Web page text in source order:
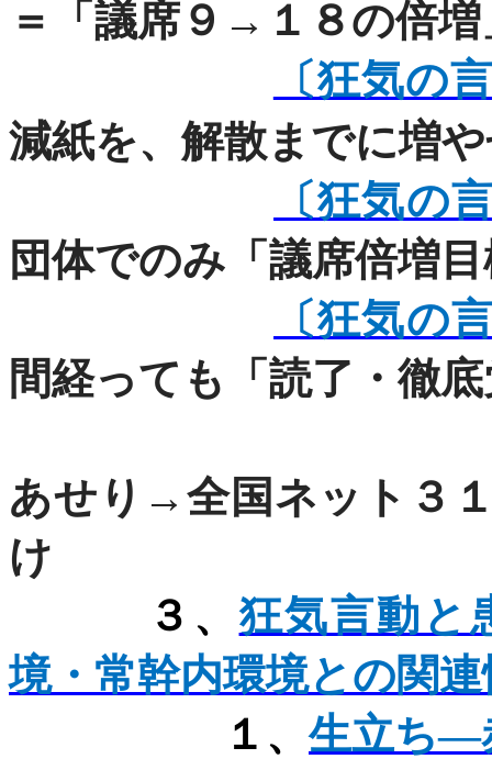
＝「議席９→１８の倍
〔狂気の
減紙を、解散までに増
〔狂気の
団体でのみ「議席倍増
〔狂気の
間経っても「読了・徹
あせり→全国ネット３
け
３、狂気言動と
境・常幹内環境との関
１、生立ち―